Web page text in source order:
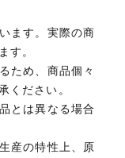
ます。実際の商
す。
ため、商品個々
ください。
とは異なる場合
産の特性上、原